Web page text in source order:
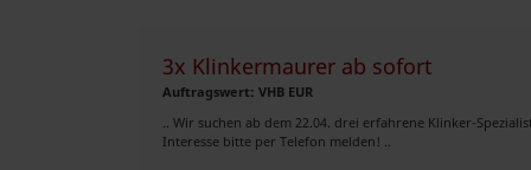
3x Klinkermaurer ab sofort
Auftragswert: VHB EUR
.. Wir suchen ab dem 22.04. drei erfahrene Klinker-
Interesse bitte per Telefon melden! ..